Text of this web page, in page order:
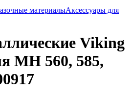
материалыАксессуары для
Viking
MH 560, 585,